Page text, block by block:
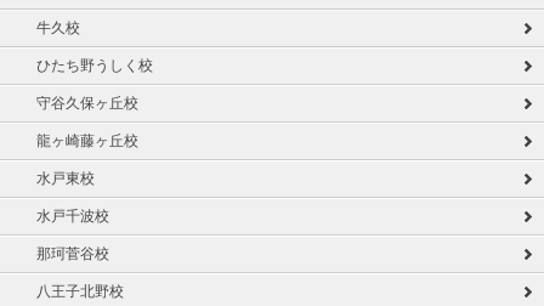
牛久校
ひたち野うしく校
守谷久保ヶ丘校
龍ヶ崎藤ヶ丘校
水戸東校
水戸千波校
那珂菅谷校
八王子北野校